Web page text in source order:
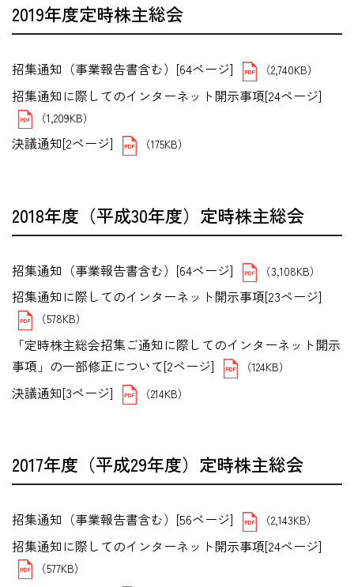
2019年度定時株主総会
招集通知（事業報告書含む）[64ページ] （2,740KB）
招集通知に際してのインターネット開示事項[24ページ]
（1,209KB）
決議通知[2ページ] （175KB）
2018年度（平成30年度）定時株主総会
招集通知（事業報告書含む）[64ページ] （3,108KB）
招集通知に際してのインターネット開示事項[23ページ]
（578KB）
「定時株主総会招集ご通知に際してのインターネット開示
事項」の一部修正について[2ページ]
（124KB）
決議通知[3ページ] （214KB）
2017年度（平成29年度）定時株主総会
招集通知（事業報告書含む）[56ページ] （2,143KB）
招集通知に際してのインターネット開示事項[24ページ]
（577KB）